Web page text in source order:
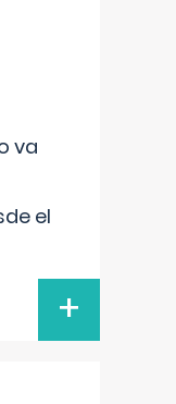
va
el
+